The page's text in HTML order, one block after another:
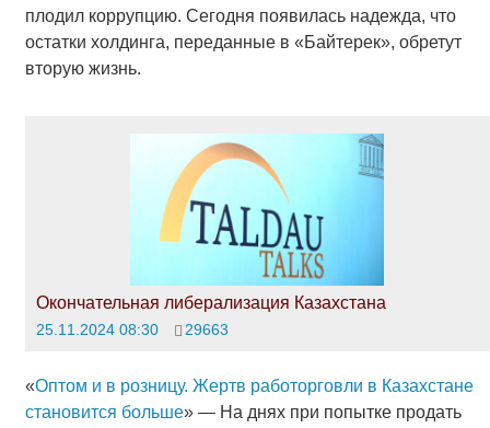
плодил коррупцию. Сегодня появилась надежда, что
остатки холдинга, переданные в «Байтерек», обретут
вторую жизнь.
Окончательная либерализация Казахстана
25.11.2024 08:30 29663
«Оптом и в розницу. Жертв работорговли в Казахстане
становится больше» — На днях при попытке продать